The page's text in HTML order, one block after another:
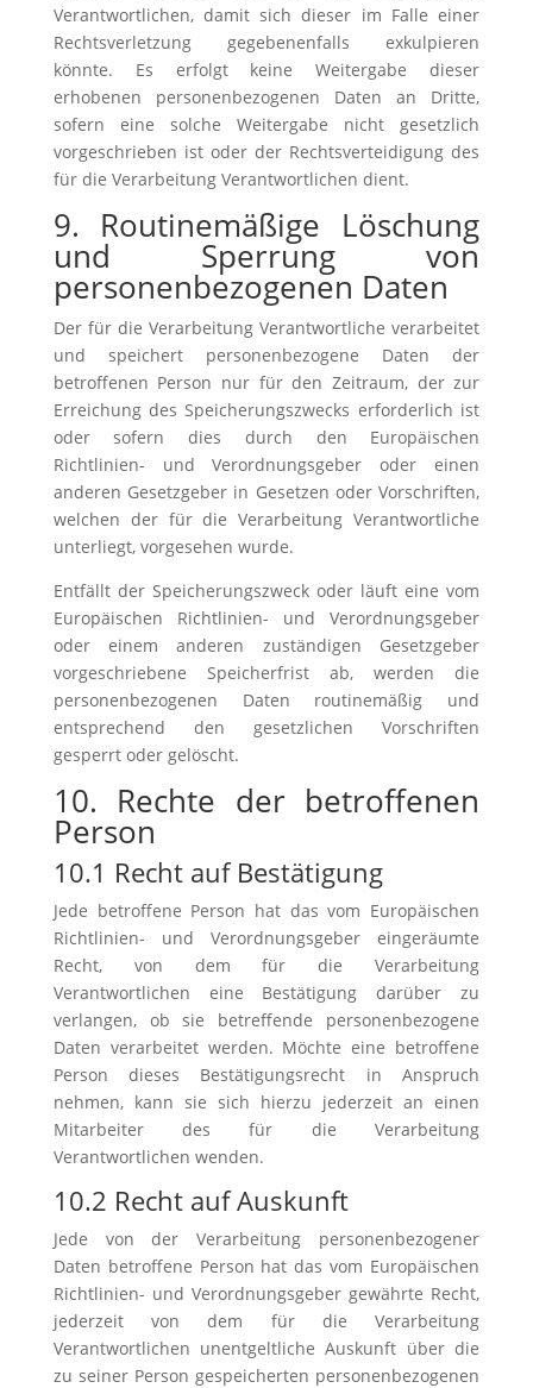
Verantwortlichen, damit sich dieser im Falle einer
Rechtsverletzung gegebenenfalls exkulpieren
könnte. Es erfolgt keine Weitergabe dieser
erhobenen personenbezogenen Daten an Dritte,
sofern eine solche Weitergabe nicht gesetzlich
vorgeschrieben ist oder der Rechtsverteidigung des
für die Verarbeitung Verantwortlichen dient.
9. Routinemäßige Löschung
und Sperrung von
personenbezogenen Daten
Der für die Verarbeitung Verantwortliche verarbeitet
und speichert personenbezogene Daten der
betroffenen Person nur für den Zeitraum, der zur
Erreichung des Speicherungszwecks erforderlich ist
oder sofern dies durch den Europäischen
Richtlinien- und Verordnungsgeber oder einen
anderen Gesetzgeber in Gesetzen oder Vorschriften,
welchen der für die Verarbeitung Verantwortliche
unterliegt, vorgesehen wurde.
Entfällt der Speicherungszweck oder läuft eine vom
Europäischen Richtlinien- und Verordnungsgeber
oder einem anderen zuständigen Gesetzgeber
vorgeschriebene Speicherfrist ab, werden die
personenbezogenen Daten routinemäßig und
entsprechend den gesetzlichen Vorschriften
gesperrt oder gelöscht.
10. Rechte der betroffenen
Person
10.1 Recht auf Bestätigung
Jede betroffene Person hat das vom Europäischen
Richtlinien- und Verordnungsgeber eingeräumte
Recht, von dem für die Verarbeitung
Verantwortlichen eine Bestätigung darüber zu
verlangen, ob sie betreffende personenbezogene
Daten verarbeitet werden. Möchte eine betroffene
Person dieses Bestätigungsrecht in Anspruch
nehmen, kann sie sich hierzu jederzeit an einen
Mitarbeiter des für die Verarbeitung
Verantwortlichen wenden.
10.2 Recht auf Auskunft
Jede von der Verarbeitung personenbezogener
Daten betroffene Person hat das vom Europäischen
Richtlinien- und Verordnungsgeber gewährte Recht,
jederzeit von dem für die Verarbeitung
Verantwortlichen unentgeltliche Auskunft über die
zu seiner Person gespeicherten personenbezogenen